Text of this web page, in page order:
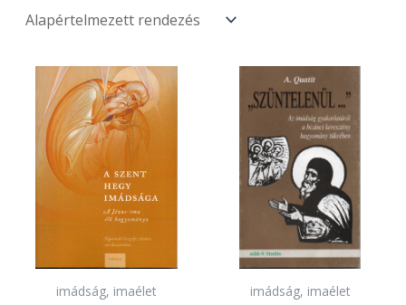
imádság, imaélet imádság, imaélet